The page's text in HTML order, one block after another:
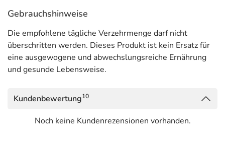
Gebrauchshinweise
Die empfohlene tägliche Verzehrmenge darf nicht
überschritten werden. Dieses Produkt ist kein Ersatz für
eine ausgewogene und abwechslungsreiche Ernährung
und gesunde Lebensweise.
Kundenbewertung10
Noch keine Kundenrezensionen vorhanden.